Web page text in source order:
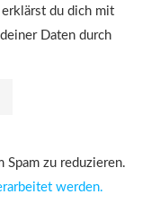
du dich mit
Daten durch
zu reduzieren.
werden.